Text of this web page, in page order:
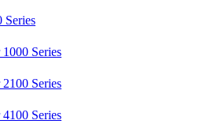
Series
Series
Series
Series